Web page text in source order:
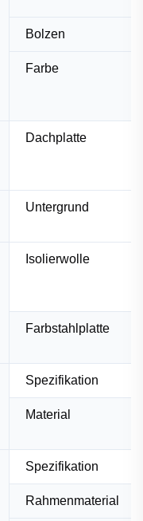
Bolzen
Farbe
Dachplatte
Untergrund
Isolierwolle
Farbstahlplatte
Spezifikation
Material
Spezifikation
Rahmenmaterial